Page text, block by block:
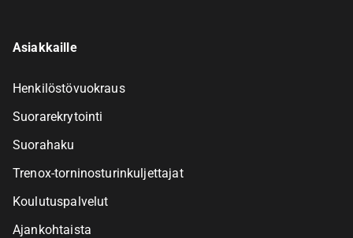
Asiakkaille
Henkilöstövuokraus
Suorarekrytointi
Suorahaku
Trenox-torninosturinkuljettajat
Koulutuspalvelut
Ajankohtaista